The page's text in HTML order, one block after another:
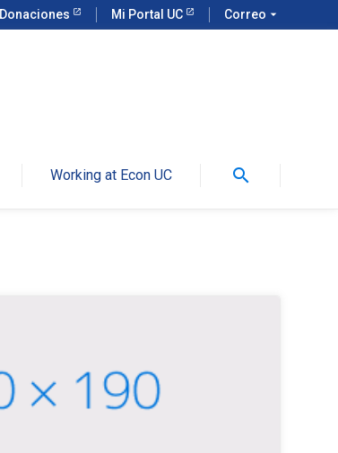
Donaciones Mi Portal UC Correo arrow_drop_down
Working at Econ UC search